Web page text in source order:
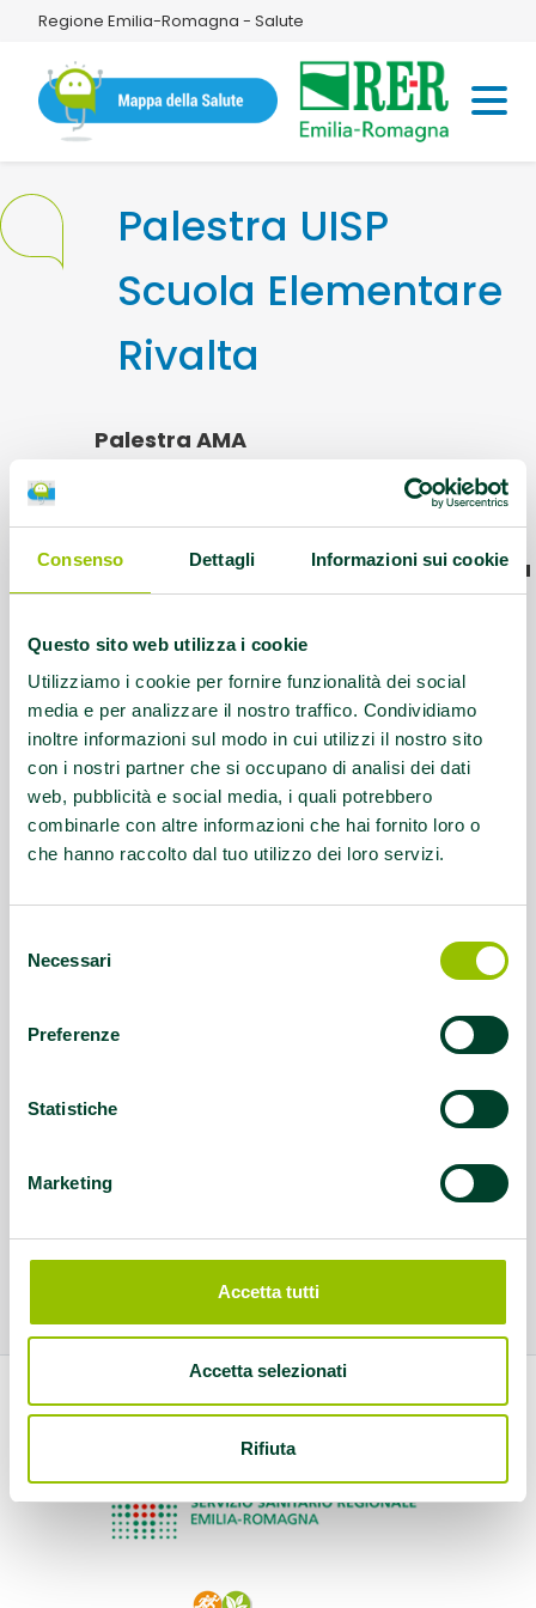
Consenso Dettagli Informazioni sui cookie
Questo sito web utilizza i cookie
Utilizziamo i cookie per fornire funzionalità dei social
media e per analizzare il nostro traffico. Condividiamo
inoltre informazioni sul modo in cui utilizzi il nostro sito
con i nostri partner che si occupano di analisi dei dati
web, pubblicità e social media, i quali potrebbero
combinarle con altre informazioni che hai fornito loro o
che hanno raccolto dal tuo utilizzo dei loro servizi.
delNecessari
Preferenze
Statistiche
Marketing
Accetta tutti
Accetta selezionati
Rifiuta
Regione Emilia-Romagna - Salute
Palestra UISP
Scuola Elementare
Rivalta
Palestra AMA
Via della Repubblica 19 42123
Luogo presso cui si svolgono le attività
AMA:Palestra scolastica
Questo contenuto si trova inPalestre che
promuovono la salute